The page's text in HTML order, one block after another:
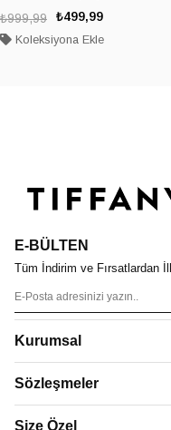
₺499,99
₺999,99
Koleksiyona Ekle
E-BÜLTEN
Tüm İndirim ve Fırsatlardan
Kurumsal
Sözleşmeler
Size Özel